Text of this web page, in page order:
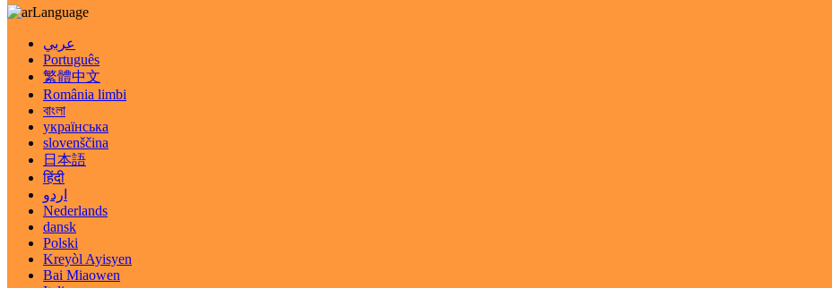
Language
عربي
Português
繁體中文
România limbi
বাংলা
українська
slovenščina
日本語
हिंदी
اردو
Nederlands
dansk
Polski
Kreyòl Ayisyen
Bai Miaowen